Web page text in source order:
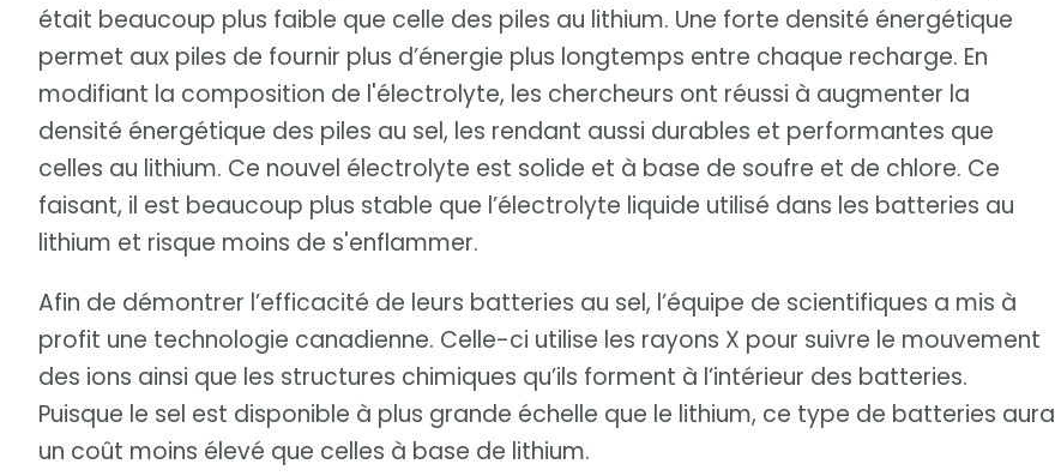
était beaucoup plus faible que celle des piles au lithium. Une forte densité énergétique
permet aux piles de fournir plus d’énergie plus longtemps entre chaque recharge. En
modifiant la composition de l'électrolyte, les chercheurs ont réussi à augmenter la
densité énergétique des piles au sel, les rendant aussi durables et performantes que
celles au lithium. Ce nouvel électrolyte est solide et à base de soufre et de chlore. Ce
faisant, il est beaucoup plus stable que l’électrolyte liquide utilisé dans les batteries au
lithium et risque moins de s'enflammer.
Afin de démontrer l’efficacité de leurs batteries au sel, l’équipe de scientifiques a mis à
profit une technologie canadienne. Celle-ci utilise les rayons X pour suivre le mouvement
des ions ainsi que les structures chimiques qu’ils forment à l’intérieur des batteries.
Puisque le sel est disponible à plus grande échelle que le lithium, ce type de batteries aura
un coût moins élevé que celles à base de lithium.